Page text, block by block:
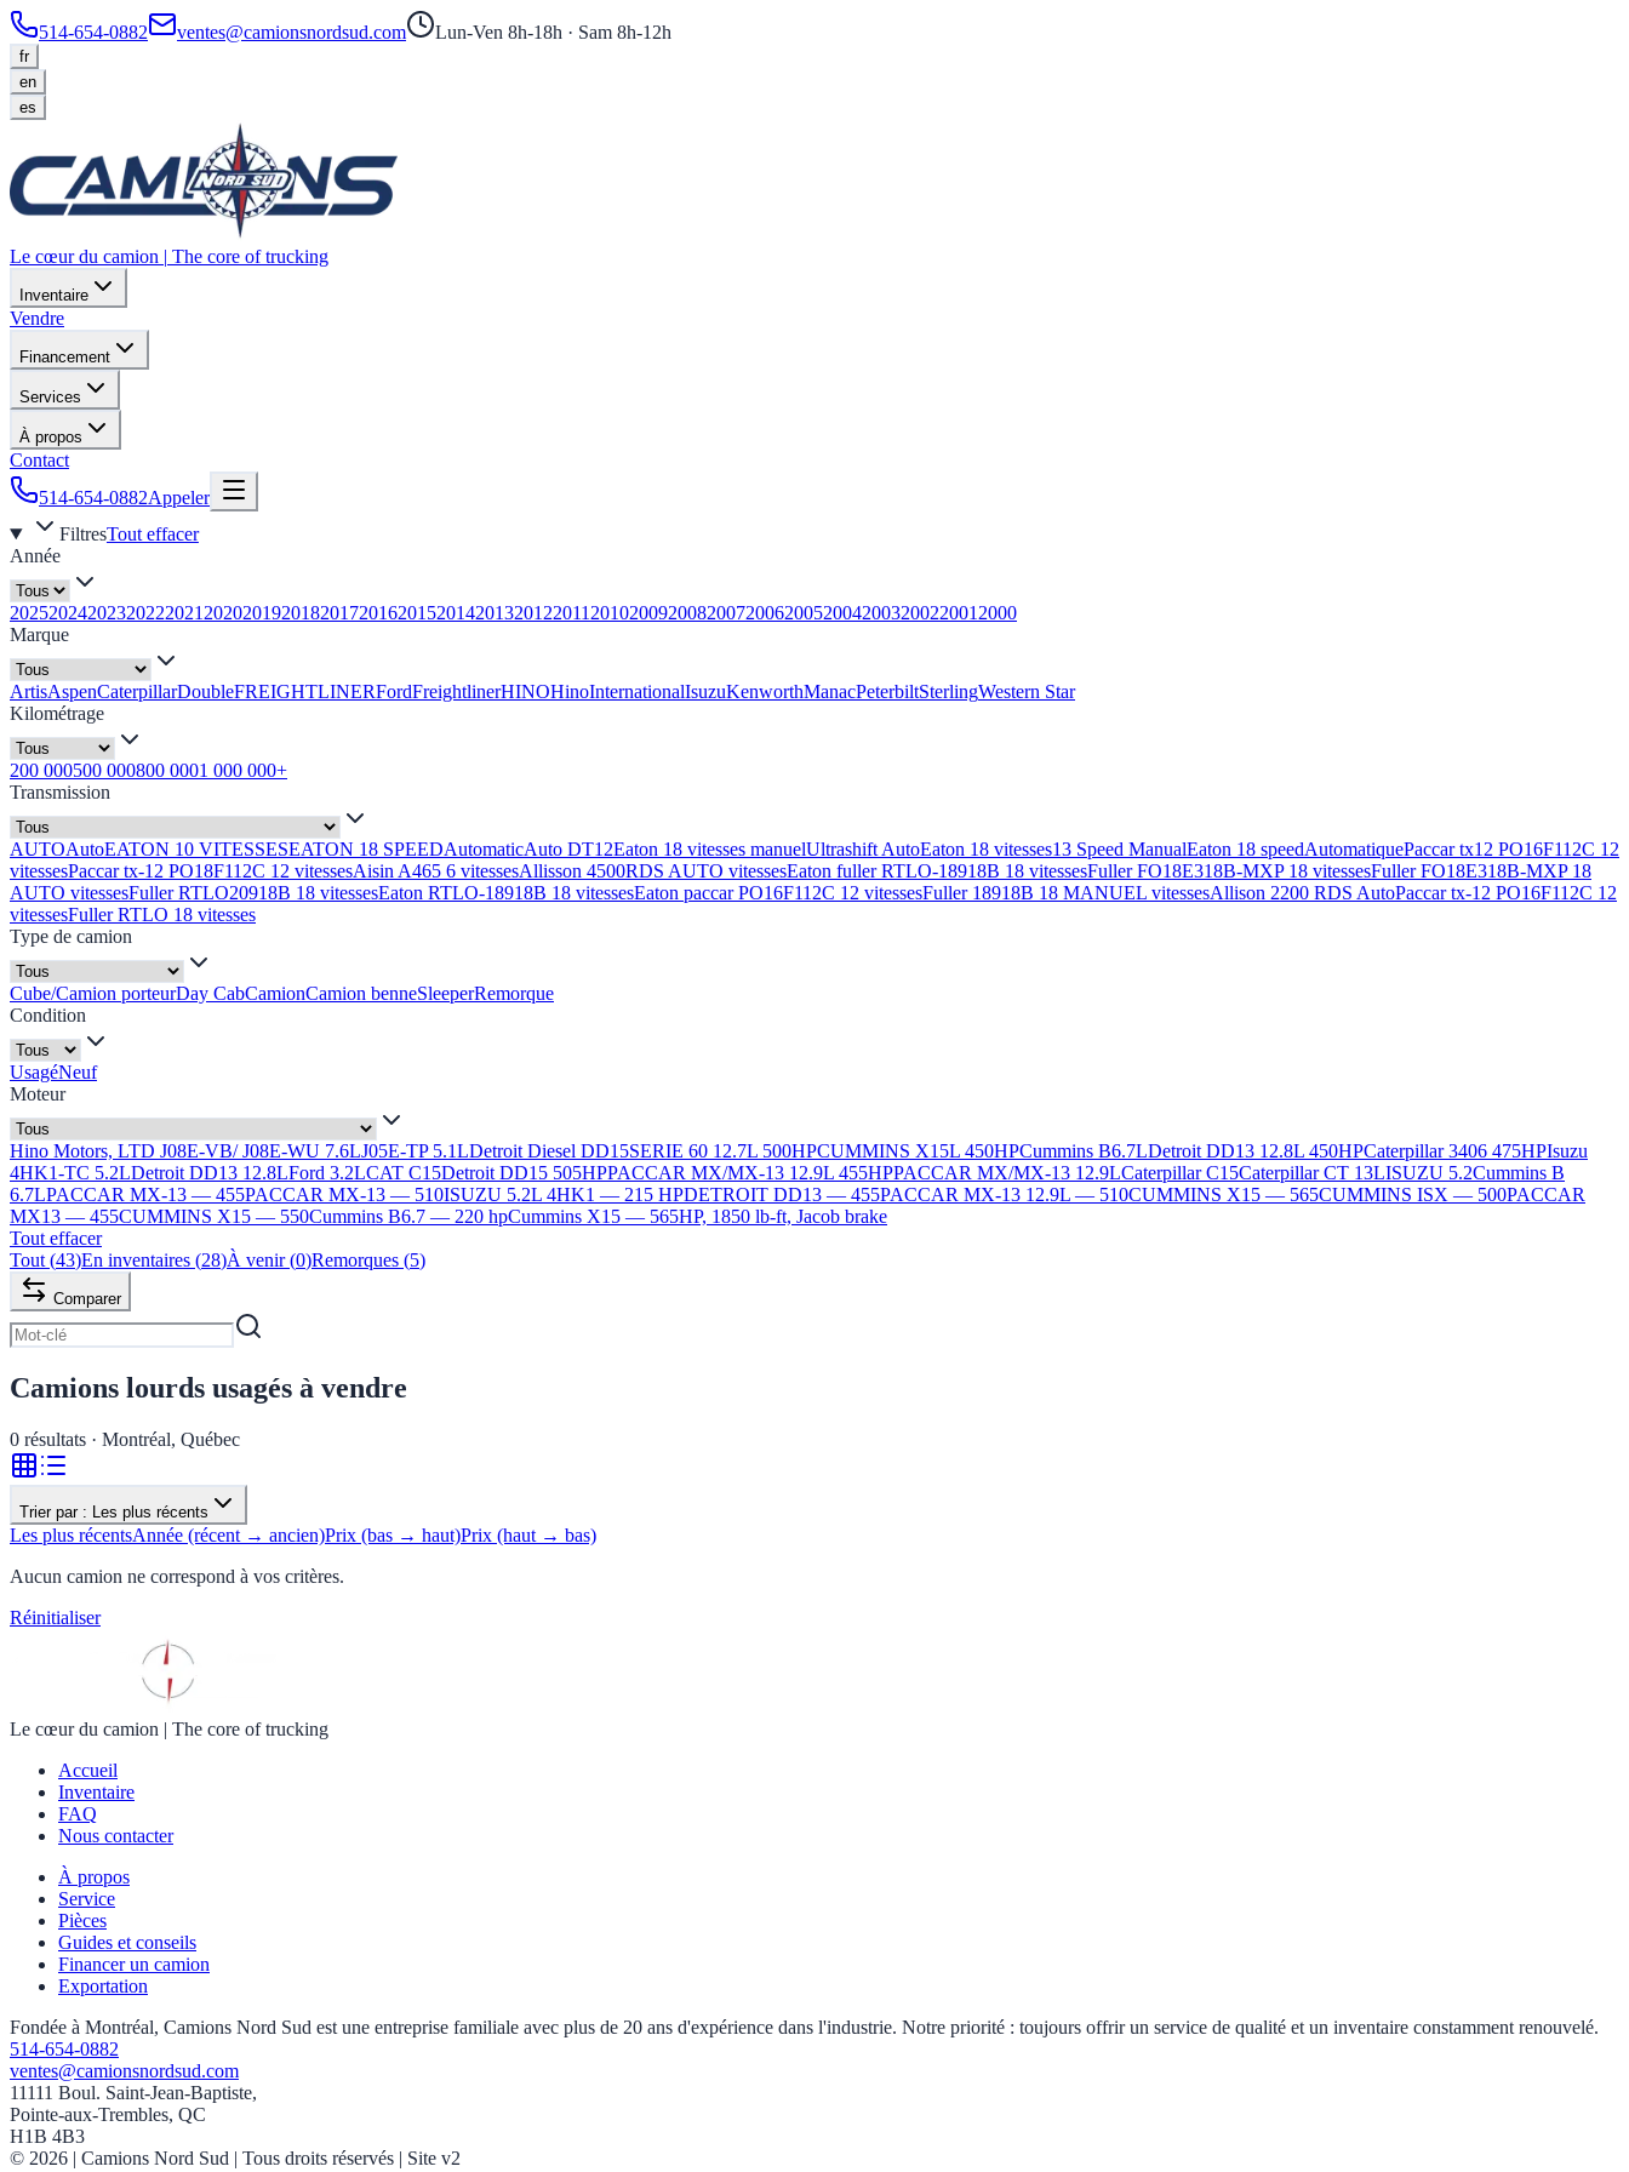
514-654-0882 ventes@camionsnordsud.com Lun-Ven 8h-18h · Sam 8h-12h
fr
en
es
Le cœur du camion | The core of trucking
Inventaire
Vendre
Financement
Services
À propos
Contact
514-654-0882Appeler
FiltresTout effacer
Année
20252024202320222021 2020201920182017201620152014201320122011 2010200920082007200620052004200320022001 2000
Marque
ArtisAspenCaterpillarDoubleFREIGHTLINERFordFreightlinerHINOHinoInternationalIsuzuKenworthManacPeterbiltSterlingWestern Star
Kilométrage
200 000500 000800 0001 000 000+
Transmission
AUTOAutoEATON 10 VITESSESEATON 18 SPEEDAutomaticAuto DT12Eaton 18 vitesses manuelUltrashift AutoEaton 18 vitesses13 Speed ManualEaton 18 speedAutomatiquePaccar tx12 PO16F112C 12
vitessesPaccar tx-12 PO18F112C 12 vitessesAisin A465 6 vitessesAllisson 4500RDS AUTO vitessesEaton fuller RTLO-18918B 18 vitessesFuller FO18E318B-MXP 18 vitessesFuller FO18E318B-MXP 18
AUTO vitessesFuller RTLO20918B 18 vitessesEaton RTLO-18918B 18 vitessesEaton paccar PO16F112C 12 vitessesFuller 18918B 18 MANUEL vitessesAllison 2200 RDS AutoPaccar tx-12 PO16F112C 12
vitessesFuller RTLO 18 vitesses
Type de camion
Cube/Camion porteurDay CabCamionCamion benneSleeperRemorque
Condition
UsagéNeuf
Moteur
Hino Motors, LTD J08E-VB/ J08E-WU 7.6LJ05E-TP 5.1LDetroit Diesel DD15SERIE 60 12.7L 500HPCUMMINS X15L 450HPCummins B6.7LDetroit DD13 12.8L 450HPCaterpillar 3406 475HPIsuzu
4HK1-TC 5.2LDetroit DD13 12.8LFord 3.2LCAT C15Detroit DD15 505HPPACCAR MX/MX-13 12.9L 455HPPACCAR MX/MX-13 12.9LCaterpillar C15Caterpillar CT 13LISUZU 5.2Cummins B
6.7LPACCAR MX-13 — 455PACCAR MX-13 — 510ISUZU 5.2L 4HK1 — 215 HPDETROIT DD13 — 455PACCAR MX-13 12.9L — 510CUMMINS X15 — 565CUMMINS ISX — 500PACCAR
MX13 — 455CUMMINS X15 — 550Cummins B6.7 — 220 hpCummins X15 — 565HP, 1850 lb-ft, Jacob brake
Tout effacer
Tout (43)En inventaires (28)À venir (0)Remorques (5)
Comparer
Camions lourds usagés à vendre
0 résultats · Montréal, Québec
Trier par : Les plus récents
Les plus récentsAnnée (récent → ancien)Prix (bas → haut)Prix (haut → bas)
Aucun camion ne correspond à vos critères.
Réinitialiser
Le cœur du camion | The core of trucking
Accueil
Inventaire
FAQ
Nous contacter
À propos
Service
Pièces
Guides et conseils
Financer un camion
Exportation
Fondée à Montréal, Camions Nord Sud est une entreprise familiale avec plus de 20 ans d'expérience dans l'industrie. Notre priorité : toujours offrir un service de qualité et un inventaire constamment renouvelé.
514-654-0882
ventes@camionsnordsud.com
11111 Boul. Saint-Jean-Baptiste,
Pointe-aux-Trembles, QC
H1B 4B3
© 2026 | Camions Nord Sud | Tous droits réservés | Site v2